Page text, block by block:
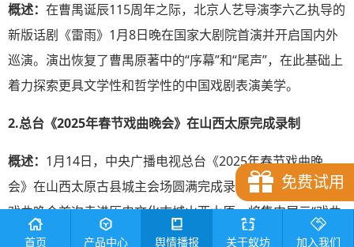
概述： 在曹禺诞辰115周年之际，北京人艺导演李六乙执导的
新版话剧《雷雨》1月8日晚在国家大剧院首演并开启国内外
巡演。演出恢复了曹禺原著中的“序幕”和“尾声”，在此基础上
着力探索更具文学性和哲学性的中国戏剧表演美学。
2.总台《2025年春节戏曲晚会》在山西太原完成录制
概述： 1月14日，中央广播电视总台《2025年春节戏曲晚
会》在山西太原古县城主会场圆满完成录制。今年总台春节
戏曲晚会首次走进历史文化古城山西太原，将集中展示“戏曲
大省”山西丰富多彩的戏曲文化，多维度、多形式、多样态诠
免费试用
首页 产品中心 舆情播报 关于蚁坊 加入我们